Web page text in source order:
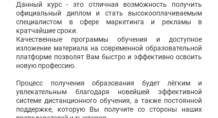
Данный курс - это отличная возможность получить
официальный диплом и стать высокооплачиваемым
специалистом в сфере маркетинга и рекламы в
кратчайшие сроки.
Качественные программы обучения и доступное
изложение материала на современной образовательной
платформе позволят Вам быстро и эффективно освоить
новую профессию.
Процесс получения образования будет лёгким и
увлекательным благодаря новейшей эффективной
системе дистанционного обучения, а также постоянной
поддержке, которую Вы получите со стороны наших